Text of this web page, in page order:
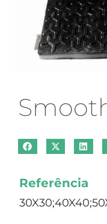
Referência